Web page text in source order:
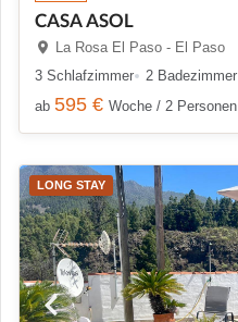
CASA ASOL
La Rosa El Paso - El Paso
3 Schlafzimmer
2 Badezimmer
ab 595 € Woche / 2 Personen
LONG STAY